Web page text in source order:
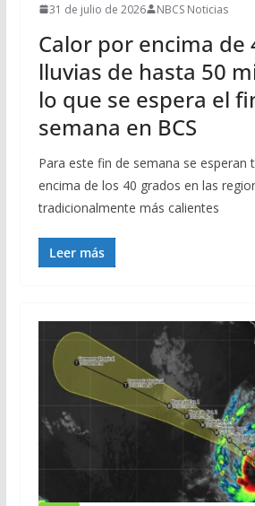
31 de julio de 2026 NBCS Noticias
Calor por encima de
lluvias de hasta 50
lo que se espera el
semana en BCS
Para este fin de semana se esperan
encima de los 40 grados en las
tradicionalmente más calientes
Leer más